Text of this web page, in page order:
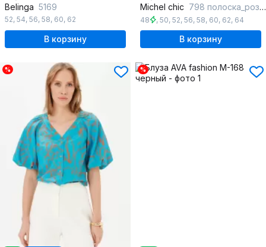
Belinga 5169
52, 54, 56, 58, 60, 62
В корзину
Michel chic 798 полоска_розовая
48 , 50, 52, 56, 58, 60, 62, 64
В корзину
% %